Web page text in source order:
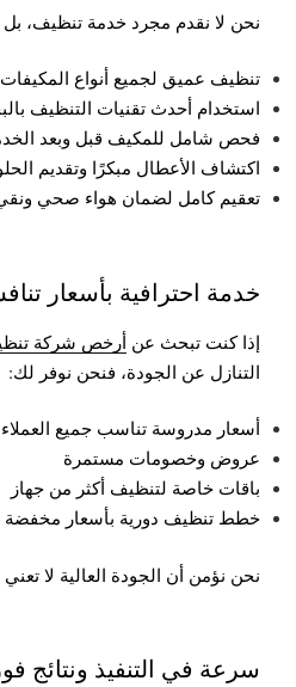
نحن لا نقدم مجرد خدمة تنظيف، بل
تنظيف عميق لجميع أنواع
استخدام أحدث تقنيات التنظيف
فحص شامل للمكيف قبل وبعد
اكتشاف الأعطال مبكرًا وتقديم
تعقيم كامل لضمان هواء صحي
خدمة احترافية بأسعار
إذا كنت تبحث عن أرخص شركة
التنازل عن الجودة، فنحن نوفر لك:
أسعار مدروسة تناسب جميع العملاء
عروض وخصومات مستمرة
باقات خاصة لتنظيف أكثر من جهاز
خطط تنظيف دورية بأسعار مخفضة
نحن نؤمن أن الجودة العالية لا
سرعة في التنفيذ ونتائج